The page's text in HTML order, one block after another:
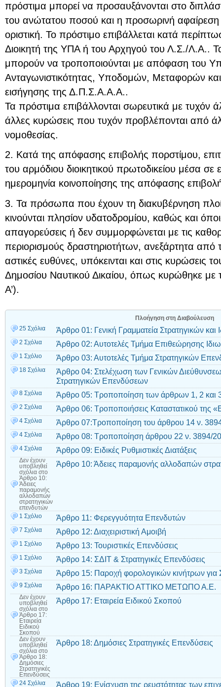
πρόστιμα μπορεί να προσαυξάνονται στο
του ανώτατου ποσού και η προσωρινή αφαίρεση
οριστική. Το πρόστιμο επιβάλλεται κατά
Διοικητή της ΥΠΑ ή του Αρχηγού του Λ.Σ./Λ.Α..
μπορούν να τροποποιούνται με απόφαση του
Ανταγωνιστικότητας, Υποδομών, Μεταφορών και
εισήγησης της Δ.Π.Σ.Α.Α.Α..
Τα πρόστιμα επιβάλλονται σωρευτικά με τυχόν
άλλες κυρώσεις που τυχόν προβλέπονται από
νομοθεσίας.
2. Κατά της απόφασης επιβολής πορστίμου,
του αρμόδιου διοικητικού πρωτοδικείου μέσα
ημερομηνία κοινοποίησης της απόφασης
3. Τα πρόσωπα που έχουν τη διακυβέρνηση
κινούνται πλησίον υδατοδρομίου, καθώς και
απαγορεύσεις ή δεν συμμορφώνεται με τις
περιορισμούς δραστηριοτήτων, ανεξάρτητα από
αστικές ευθύνες, υπόκεινται και στις κυρώσεις
Δημοσίου Ναυτικού Δικαίου, όπως κυρώθηκε
Α’).
Πλοήγηση στη Διαβούλευση
25 Σχόλια
Άρθρο 01: Γενική Γραμματεία Στρατηγικών
2 Σχόλια Άρθρο 02: Αυτοτελές Τμήμα Επιθεώρησης
1 Σχόλιο Άρθρο 03: Αυτοτελές Τμήμα Στρατηγικών
18 Σχόλια
Άρθρο 04: Στελέχωση των Γενικών
Στρατηγικών Επενδύσεων
8 Σχόλια Άρθρο 05: Τροποποίηση των άρθρων 1, 2 και
2 Σχόλια Άρθρο 06: Τροποποιήσεις Καταστατικού της
4 Σχόλια Άρθρο 07:Τροποποίηση του άρθρου 14 ν.
4 Σχόλια Άρθρο 08: Τροποποίηση άρθρου 22 ν. 3894/
4 Σχόλια Άρθρο 09: Ειδικές Ρυθμιστικές Διατάξεις
Δεν έχουν
υποβληθεί
σχόλια στο
Άρθρο 10:
Άδειες
παραμονής
αλλοδαπών
στρατηγικών
επενδυτών
Άρθρο 10: Άδειες παραμονής αλλοδαπών
1 Σχόλιο Άρθρο 11: Φερεγγυότητα Επενδυτών
7 Σχόλια Άρθρο 12: Διαχειριστική Αμοιβή
1 Σχόλιο Άρθρο 13: Τουριστικές Επενδύσεις
1 Σχόλιο Άρθρο 14: ΣΔΙΤ & Στρατηγικές Επενδύσεις
3 Σχόλια Άρθρο 15: Παροχή φορολογικών κινήτρων για
9 Σχόλια Άρθρο 16: ΠΑΡΑΚΤΙΟ ΑΤΤΙΚΟ ΜΕΤΩΠΟ Α.Ε.
Δεν έχουν
υποβληθεί
σχόλια στο
Άρθρο 17:
Εταιρεία
Ειδικού
Σκοπού
Άρθρο 17: Εταιρεία Ειδικού Σκοπού
Δεν έχουν
υποβληθεί
σχόλια στο
Άρθρο 18:
Δημόσιες
Στρατηγικές
Επενδύσεις
Άρθρο 18: Δημόσιες Στρατηγικές Επενδύσεις
24 Σχόλια Άρθρο 19: Ενίσχυση της ρευστότητας των